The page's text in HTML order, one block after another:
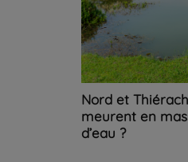
Nord et
meurent en
d’eau ?